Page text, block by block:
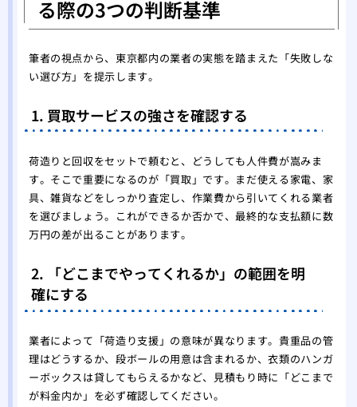
る際の3つの判断基準
筆者の視点から、東京都内の業者の実態を踏まえた「失敗しな
い選び方」を提示します。
1. 買取サービスの強さを確認する
荷造りと回収をセットで頼むと、どうしても人件費が嵩みま
す。そこで重要になるのが「買取」です。まだ使える家電、家
具、雑貨などをしっかり査定し、作業費から引いてくれる業者
を選びましょう。これができるか否かで、最終的な支払額に数
万円の差が出ることがあります。
2. 「どこまでやってくれるか」の範囲を明
確にする
業者によって「荷造り支援」の意味が異なります。貴重品の管
理はどうするか、段ボールの用意は含まれるか、衣類のハンガ
ーボックスは貸してもらえるかなど、見積もり時に「どこまで
が料金内か」を必ず確認してください。